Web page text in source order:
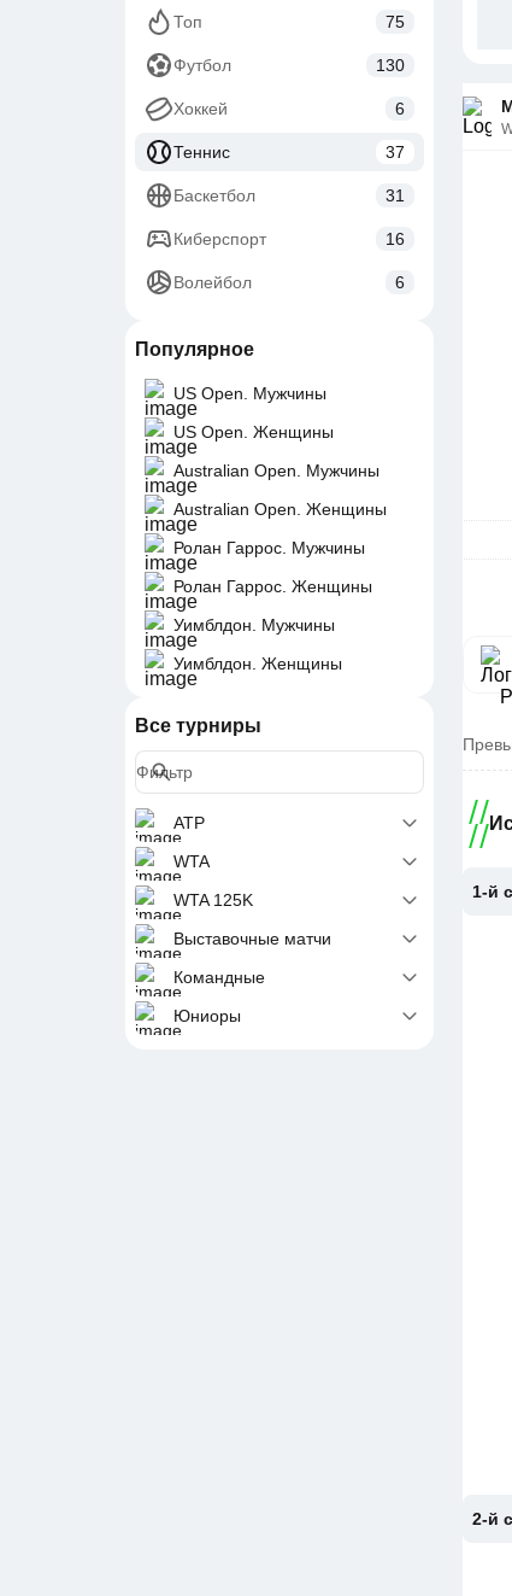
Топ 75
Футбол 130
Хоккей 6
Теннис 37
Баскетбол 31
Киберспорт 16
Волейбол 6
Популярное
US Open. Мужчины
US Open. Женщины
Australian Open. Мужчины
Australian Open. Женщины
Ролан Гаррос. Мужчины
Ролан Гаррос. Женщины
Уимблдон. Мужчины
Уимблдон. Женщины
Все турниры
ATP
WTA
WTA 125K
Выставочные матчи
Командные
Юниоры
1-й
2-й